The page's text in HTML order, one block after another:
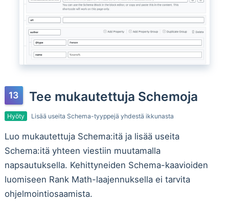
Tee mukautettuja Schemoja
Hyöty Lisää useita Schema-tyyppejä yhdestä ikkunasta
Luo mukautettuja Schema:itä ja lisää useita
Schema:itä yhteen viestiin muutamalla
napsautuksella. Kehittyneiden Schema-kaavioiden
luomiseen Rank Math-laajennuksella ei tarvita
ohjelmointiosaamista.